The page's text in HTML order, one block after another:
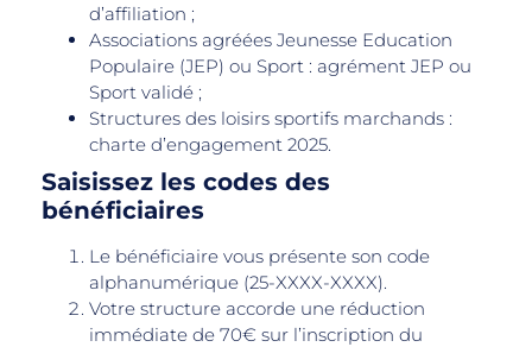
d’affiliation ;
Associations agréées Jeunesse Education
Populaire (JEP) ou Sport : agrément JEP ou
Sport validé ;
Structures des loisirs sportifs marchands :
charte d’engagement 2025.
Saisissez les codes des
bénéficiaires
Le bénéficiaire vous présente son code
alphanumérique (25-XXXX-XXXX).
Votre structure accorde une réduction
immédiate de 70€ sur l’inscription du